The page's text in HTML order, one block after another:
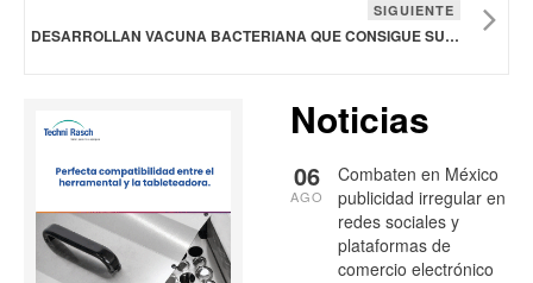
SIGUIENTE
DESARROLLAN VACUNA BACTERIANA QUE CONSIGUE SUPRIMIR EL CÁNCER EN RATONES Y DETENER LA METÁSTASIS
Noticias
Combaten en México
publicidad irregular en
redes sociales y
plataformas de
comercio electrónico
06
AGO